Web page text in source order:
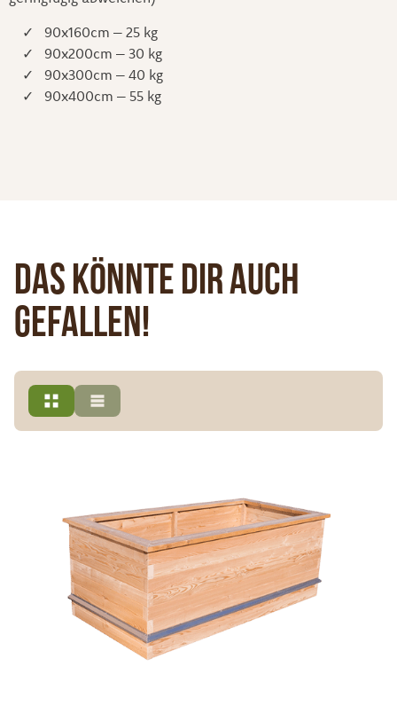
90x160cm – 25 kg
90x200cm – 30 kg
90x300cm – 40 kg
90x400cm – 55 kg
Das könnte dir auch
gefallen!